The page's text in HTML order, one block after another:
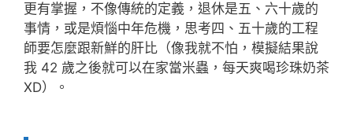
更有掌握，不像傳統的定義，退休是五、六十歲的
事情，或是煩惱中年危機，思考四、五十歲的工程
師要怎麼跟新鮮的肝比（像我就不怕，模擬結果說
我 42 歲之後就可以在家當米蟲，每天爽喝珍珠奶茶
XD）。